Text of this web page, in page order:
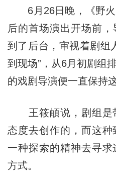
6月26日晚，《野火
后的首场演出开场前
到了后台，审视着剧组
到现场”，从6月初剧组
的戏剧导演便一直保持
王筱頔说，剧组是
态度去创作的，而这
一种探索的精神去寻
方式。